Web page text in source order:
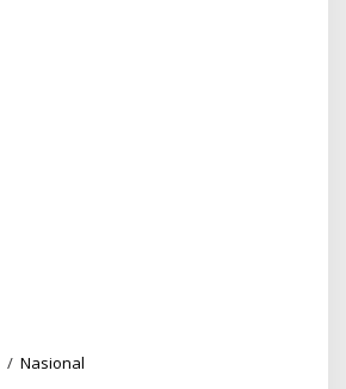
/ Nasional